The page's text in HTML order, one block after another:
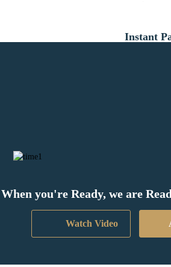
Instant
When you're Ready, we are
Watch Video